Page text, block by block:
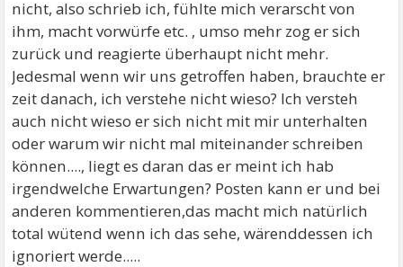
nicht, also schrieb ich, fühlte mich verarscht von
ihm, macht vorwürfe etc. , umso mehr zog er sich
zurück und reagierte überhaupt nicht mehr.
Jedesmal wenn wir uns getroffen haben, brauchte er
zeit danach, ich verstehe nicht wieso? Ich versteh
auch nicht wieso er sich nicht mit mir unterhalten
oder warum wir nicht mal miteinander schreiben
können...., liegt es daran das er meint ich hab
irgendwelche Erwartungen? Posten kann er und bei
anderen kommentieren,das macht mich natürlich
total wütend wenn ich das sehe, wärenddessen ich
ignoriert werde.....